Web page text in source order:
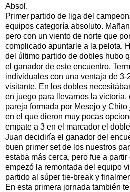
Absol.
Primer partido de liga del
equipos categoría absoluto.
pero con un viento de norte que
complicado apuntarle a la pelota.
del último partido de dobles hubo
el ganador de este encuentro.
individuales con una ventaja de 3-
visitante. En los dobles
en juego para llevarnos la victoria,
pareja formada por Mesejo y
en el que dieron muy pocas
empate a 3 en el marcador el
Juan decidiría el ganador del
buen primer set de los nuestros
estaba más cerca, pero fue a
empezó la remontada del equipo
partido al súper tie-break y
En esta primera jornada también